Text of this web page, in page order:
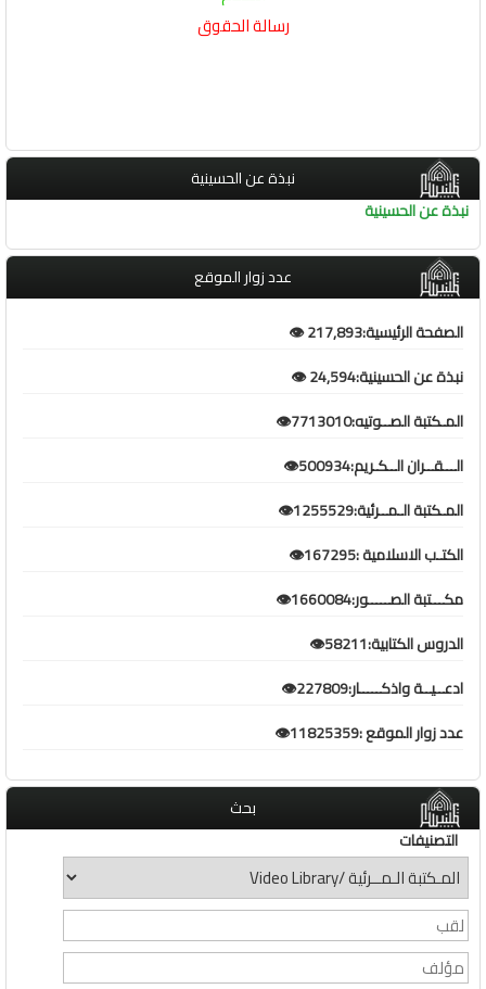
رسالة الحقوق
نبذة عن الحسينية
نبذة عن الحسينية
عدد زوار الموقع
الصفحة الرئيسية:217,893 👁️
نبذة عن الحسينية:24,594 👁️
المـكتبة الصــوتيه:7713010👁️
الـــقــران الــكـريم:500934👁️
المـكتبة الـمــرئية:1255529👁️
الكتـب الاسلامية :167295👁️
مكـــتبة الصـــــور:1660084👁️
الدروس الكتابية:58211👁️
ادعــيــة واذكـــــار:227809👁️
عدد زوار الموقع :11825359👁️
بحث
التصنيفات